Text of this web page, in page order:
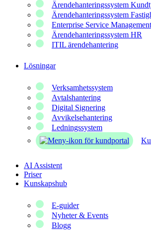
Ärendehanteringssystem
Ärendehanteringssystem
Enterprise Service
Ärendehanteringssystem HR
ITIL ärendehantering
Lösningar
Verksamhetssystem
Avtalshantering
Digital Signering
Avvikelsehantering
Ledningssystem
AI Assistent
Priser
Kunskapshub
E-guider
Nyheter & Events
Blogg